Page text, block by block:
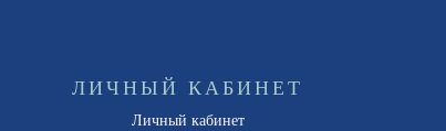
ЛИЧНЫЙ КАБИНЕТ
Личный кабинет